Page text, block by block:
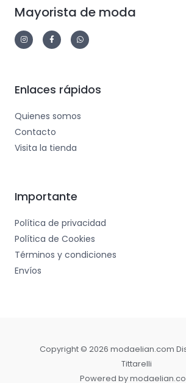
Mayorista de moda
Enlaces rápidos
Quienes somos
Contacto
Visita la tienda
Importante
Política de privacidad
Política de Cookies
Términos y condiciones
Envíos
Copyright © 2026 modaelian.com
Tittarelli
Powered by